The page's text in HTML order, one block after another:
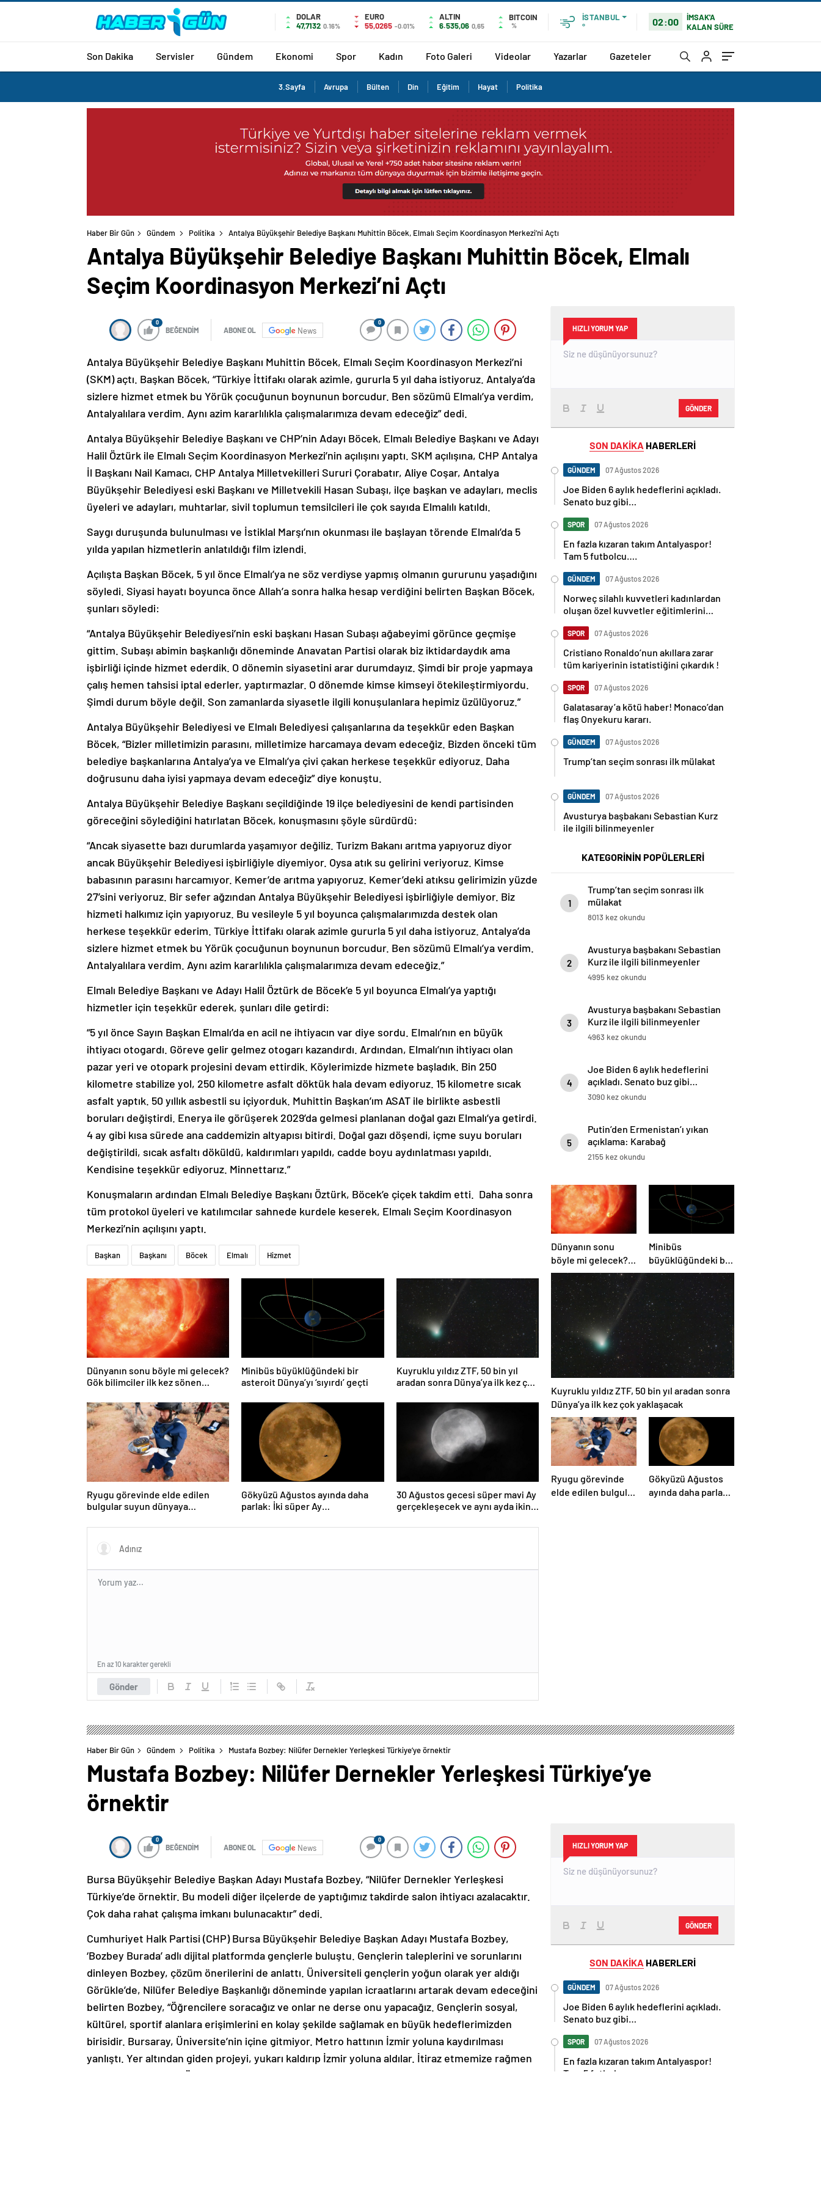
DOLAR
47,7132 0.16%
EURO
55,0265 -0.01%
ALTIN
6.535,06 0,65
BITCOIN
%
İSTANBUL
°
02:00
İMSAK'A
KALAN SÜRE
Son Dakika Servisler Gündem Ekonomi Spor Kadın Foto Galeri Videolar Yazarlar Gazeteler
3.Sayfa Avrupa Bülten Din Eğitim Hayat Politika
Haber Bir Gün Gündem Politika Antalya Büyükşehir Belediye Başkanı Muhittin Böcek, Elmalı Seçim Koordinasyon Merkezi’ni Açtı
Antalya Büyükşehir Belediye Başkanı Muhittin Böcek, Elmalı
Seçim Koordinasyon Merkezi’ni Açtı
0
BEĞENDİM ABONE OL News
0
Antalya Büyükşehir Belediye Başkanı Muhittin Böcek, Elmalı Seçim Koordinasyon Merkezi’ni
(SKM) açtı. Başkan Böcek, “Türkiye İttifakı olarak azimle, gururla 5 yıl daha istiyoruz. Antalya’da
sizlere hizmet etmek bu Yörük çocuğunun boynunun borcudur. Ben sözümü Elmalı’ya verdim,
Antalyalılara verdim. Aynı azim kararlılıkla çalışmalarımıza devam edeceğiz” dedi.
Antalya Büyükşehir Belediye Başkanı ve CHP’nin Adayı Böcek, Elmalı Belediye Başkanı ve Adayı
Halil Öztürk ile Elmalı Seçim Koordinasyon Merkezi’nin açılışını yaptı. SKM açılışına, CHP Antalya
İl Başkanı Nail Kamacı, CHP Antalya Milletvekilleri Sururi Çorabatır, Aliye Coşar, Antalya
Büyükşehir Belediyesi eski Başkanı ve Milletvekili Hasan Subaşı, ilçe başkan ve adayları, meclis
üyeleri ve adayları, muhtarlar, sivil toplumun temsilcileri ile çok sayıda Elmalılı katıldı.
Saygı duruşunda bulunulması ve İstiklal Marşı’nın okunması ile başlayan törende Elmalı’da 5
yılda yapılan hizmetlerin anlatıldığı film izlendi.
Açılışta Başkan Böcek, 5 yıl önce Elmalı’ya ne söz verdiyse yapmış olmanın gururunu yaşadığını
söyledi. Siyasi hayatı boyunca önce Allah’a sonra halka hesap verdiğini belirten Başkan Böcek,
şunları söyledi:
“Antalya Büyükşehir Belediyesi’nin eski başkanı Hasan Subaşı ağabeyimi görünce geçmişe
gittim. Subaşı abimin başkanlığı döneminde Anavatan Partisi olarak biz iktidardaydık ama
işbirliği içinde hizmet ederdik. O dönemin siyasetini arar durumdayız. Şimdi bir proje yapmaya
çalış hemen tahsisi iptal ederler, yaptırmazlar. O dönemde kimse kimseyi ötekileştirmiyordu.
Şimdi durum böyle değil. Son zamanlarda siyasetle ilgili konuşulanlara hepimiz üzülüyoruz.”
Antalya Büyükşehir Belediyesi ve Elmalı Belediyesi çalışanlarına da teşekkür eden Başkan
Böcek, “Bizler milletimizin parasını, milletimize harcamaya devam edeceğiz. Bizden önceki tüm
belediye başkanlarına Antalya’ya ve Elmalı’ya çivi çakan herkese teşekkür ediyoruz. Daha
doğrusunu daha iyisi yapmaya devam edeceğiz” diye konuştu.
Antalya Büyükşehir Belediye Başkanı seçildiğinde 19 ilçe belediyesini de kendi partisinden
göreceğini söylediğini hatırlatan Böcek, konuşmasını şöyle sürdürdü:
“Ancak siyasette bazı durumlarda yaşamıyor değiliz. Turizm Bakanı arıtma yapıyoruz diyor
ancak Büyükşehir Belediyesi işbirliğiyle diyemiyor. Oysa atık su gelirini veriyoruz. Kimse
babasının parasını harcamıyor. Kemer’de arıtma yapıyoruz. Kemer’deki atıksu gelirimizin yüzde
27’sini veriyoruz. Bir sefer ağzından Antalya Büyükşehir Belediyesi işbirliğiyle demiyor. Biz
hizmeti halkımız için yapıyoruz. Bu vesileyle 5 yıl boyunca çalışmalarımızda destek olan
herkese teşekkür ederim. Türkiye İttifakı olarak azimle gururla 5 yıl daha istiyoruz. Antalya’da
sizlere hizmet etmek bu Yörük çocuğunun boynunun borcudur. Ben sözümü Elmalı’ya verdim.
Antalyalılara verdim. Aynı azim kararlılıkla çalışmalarımıza devam edeceğiz.”
Elmalı Belediye Başkanı ve Adayı Halil Öztürk de Böcek’e 5 yıl boyunca Elmalı’ya yaptığı
hizmetler için teşekkür ederek, şunları dile getirdi:
“5 yıl önce Sayın Başkan Elmalı’da en acil ne ihtiyacın var diye sordu. Elmalı’nın en büyük
ihtiyacı otogardı. Göreve gelir gelmez otogarı kazandırdı. Ardından, Elmalı’nın ihtiyacı olan
pazar yeri ve otopark projesini devam ettirdik. Köylerimizde hizmete başladık. Bin 250
kilometre stabilize yol, 250 kilometre asfalt döktük hala devam ediyoruz. 15 kilometre sıcak
asfalt yaptık. 50 yıllık asbestli su içiyorduk. Muhittin Başkan’ım ASAT ile birlikte asbestli
boruları değiştirdi. Enerya ile görüşerek 2029’da gelmesi planlanan doğal gazı Elmalı’ya getirdi.
4 ay gibi kısa sürede ana caddemizin altyapısı bitirdi. Doğal gazı döşendi, içme suyu boruları
değiştirildi, sıcak asfaltı döküldü, kaldırımları yapıldı, cadde boyu aydınlatması yapıldı.
Kendisine teşekkür ediyoruz. Minnettarız.”
Konuşmaların ardından Elmalı Belediye Başkanı Öztürk, Böcek’e çiçek takdim etti. Daha sonra
tüm protokol üyeleri ve katılımcılar sahnede kurdele keserek, Elmalı Seçim Koordinasyon
Merkezi’nin açılışını yaptı.
Başkan Başkanı Böcek Elmalı Hizmet
Dünyanın sonu böyle mi gelecek?
Gök bilimciler ilk kez sönen
oldu
Minibüs büyüklüğündeki bir
asteroit Dünya’yı ‘sıyırdı’ geçti
Kuyruklu yıldız ZTF, 50 bin yıl
aradan sonra Dünya’ya ilk kez çok
Ryugu görevinde elde edilen
bulgular suyun dünyaya
olabileceğini gösteriyor
Gökyüzü Ağustos ayında daha
parlak: İki süper Ay
30 Ağustos gecesi süper mavi Ay
gerçekleşecek ve aynı ayda ikinci
Gönder
En az 10 karakter gerekli
HIZLI YORUM YAP
GÖNDER
SON DAKİKA HABERLERİ
GÜNDEM 07 Ağustos 2026
Joe Biden 6 aylık hedeflerini açıkladı.
Senato buz gibi…
SPOR 07 Ağustos 2026
En fazla kızaran takım Antalyaspor!
Tam 5 futbolcu….
GÜNDEM 07 Ağustos 2026
Norweç silahlı kuvvetleri kadınlardan
oluşan özel kuvvetler eğitimlerini
SPOR 07 Ağustos 2026
Cristiano Ronaldo’nun akıllara zarar
tüm kariyerinin istatistiğini çıkardık !
SPOR 07 Ağustos 2026
Galatasaray’a kötü haber! Monaco’dan
flaş Onyekuru kararı.
GÜNDEM 07 Ağustos 2026
Trump’tan seçim sonrası ilk mülakat
GÜNDEM 07 Ağustos 2026
Avusturya başbakanı Sebastian Kurz
ile ilgili bilinmeyenler
KATEGORİNİN POPÜLERLERİ
1
Trump’tan seçim sonrası ilk
mülakat
8013 kez okundu
2
Avusturya başbakanı Sebastian
Kurz ile ilgili bilinmeyenler
4995 kez okundu
3
Avusturya başbakanı Sebastian
Kurz ile ilgili bilinmeyenler
4963 kez okundu
4
Joe Biden 6 aylık hedeflerini
açıkladı. Senato buz gibi…
3090 kez okundu
5
Putin’den Ermenistan’ı yıkan
açıklama: Karabağ
Azerbaycan’ın ayrılmaz bir
2155 kez okundu
Dünyanın sonu
böyle mi gelecek?
Gök bilimciler ilk
kez sönen yıldızın
gezegeni
yutmasına tanık
oldu
Minibüs
büyüklüğündeki bir
asteroit Dünya’yı
‘sıyırdı’ geçti
Kuyruklu yıldız ZTF, 50 bin yıl aradan sonra
Dünya’ya ilk kez çok yaklaşacak
Ryugu görevinde
elde edilen bulgular
Gökyüzü Ağustos
ayında daha parlak:
Haber Bir Gün Gündem Politika Mustafa Bozbey: Nilüfer Dernekler Yerleşkesi Türkiye’ye örnektir
Mustafa Bozbey: Nilüfer Dernekler Yerleşkesi Türkiye’ye
örnektir
0
BEĞENDİM ABONE OL News
0
Bursa Büyükşehir Belediye Başkan Adayı Mustafa Bozbey, “Nilüfer Dernekler Yerleşkesi
Türkiye’de örnektir. Bu modeli diğer ilçelerde de yaptığımız takdirde salon ihtiyacı azalacaktır.
Çok daha rahat çalışma imkanı bulunacaktır” dedi.
Cumhuriyet Halk Partisi (CHP) Bursa Büyükşehir Belediye Başkan Adayı Mustafa Bozbey,
‘Bozbey Burada’ adlı dijital platformda gençlerle buluştu. Gençlerin taleplerini ve sorunlarını
dinleyen Bozbey, çözüm önerilerini de anlattı. Üniversiteli gençlerin yoğun olarak yer aldığı
Görükle’de, Nilüfer Belediye Başkanlığı döneminde yapılan icraatlarını artarak devam edeceğini
belirten Bozbey, “Öğrencilere soracağız ve onlar ne derse onu yapacağız. Gençlerin sosyal,
kültürel, sportif alanlara erişimlerini en kolay şekilde sağlamak en büyük hedeflerimizden
birisidir. Bursaray, Üniversite’nin içine gitmiyor. Metro hattının İzmir yoluna kaydırılması
yanlıştı. Yer altından giden projeyi, yukarı kaldırıp İzmir yoluna aldılar. İtiraz etmemize rağmen
yapıldı. Eğer Uludağ Üniversitesi Tıp Fakültesi’nin kuzey tarafından devam eden bir hat olsaydı
HIZLI YORUM YAP
GÖNDER
SON DAKİKA HABERLERİ
GÜNDEM 07 Ağustos 2026
Joe Biden 6 aylık hedeflerini açıkladı.
Senato buz gibi…
SPOR 07 Ağustos 2026
En fazla kızaran takım Antalyaspor!
Tam 5 futbolcu….